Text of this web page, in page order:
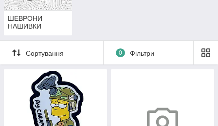
ШЕВРОНИ
НАШИВКИ
Сортування 0 Фільтри